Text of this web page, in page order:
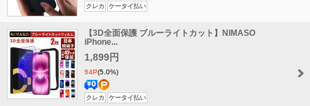
送
無
料
クレカ ケータイ払い
【3D全面保護 ブルーライトカット】NIMASO
iPhone...
1,899円
94P(5.0%)
送
ポ
クレカ ケータイ払い